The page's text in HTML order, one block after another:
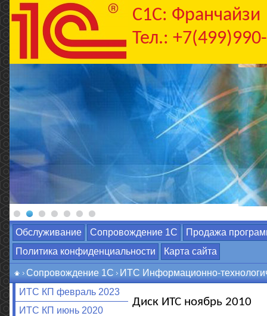
C1С: Франчайзи
Тел.:
Обслуживание Сопровождение 1С
Продажа
Политика конфиденциальности
Карта сайта
Сопровождение 1С
ИТС Информационно-
ИТС КП февраль 2023
ИТС КП июнь 2020
Диск ИТС ноябрь 2010